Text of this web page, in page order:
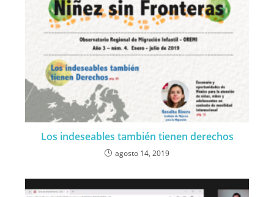
Los indeseables también tienen derechos
agosto 14, 2019